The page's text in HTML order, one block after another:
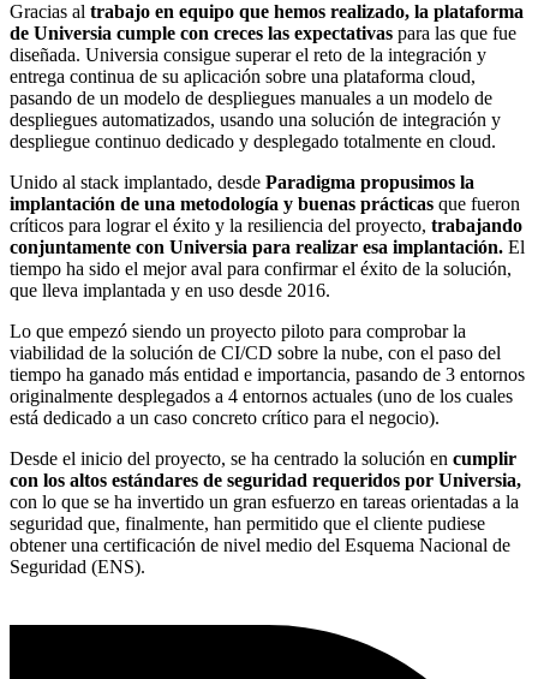
Gracias al trabajo en equipo que hemos realizado, la plataforma
de Universia cumple con creces las expectativas para las que fue
diseñada. Universia consigue superar el reto de la integración y
entrega continua de su aplicación sobre una plataforma cloud,
pasando de un modelo de despliegues manuales a un modelo de
despliegues automatizados, usando una solución de integración y
despliegue continuo dedicado y desplegado totalmente en cloud.
Unido al stack implantado, desde Paradigma propusimos la
implantación de una metodología y buenas prácticas que fueron
críticos para lograr el éxito y la resiliencia del proyecto, trabajando
conjuntamente con Universia para realizar esa implantación. El
tiempo ha sido el mejor aval para confirmar el éxito de la solución,
que lleva implantada y en uso desde 2016.
Lo que empezó siendo un proyecto piloto para comprobar la
viabilidad de la solución de CI/CD sobre la nube, con el paso del
tiempo ha ganado más entidad e importancia, pasando de 3 entornos
originalmente desplegados a 4 entornos actuales (uno de los cuales
está dedicado a un caso concreto crítico para el negocio).
Desde el inicio del proyecto, se ha centrado la solución en cumplir
con los altos estándares de seguridad requeridos por Universia,
con lo que se ha invertido un gran esfuerzo en tareas orientadas a la
seguridad que, finalmente, han permitido que el cliente pudiese
obtener una certificación de nivel medio del Esquema Nacional de
Seguridad (ENS).